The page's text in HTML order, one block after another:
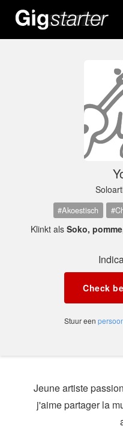
#Akoestisch
Klinkt als Soko,
Check
Stuur een
Jeune artiste
j'aime partager la